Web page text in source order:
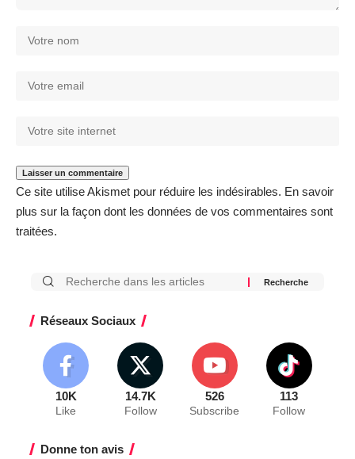
Ce site utilise Akismet pour réduire les indésirables. En savoir
plus sur la façon dont les données de vos commentaires sont
traitées.
Réseaux Sociaux
10K
Like
14.7K
Follow
526
Subscribe
113
Follow
Donne ton avis